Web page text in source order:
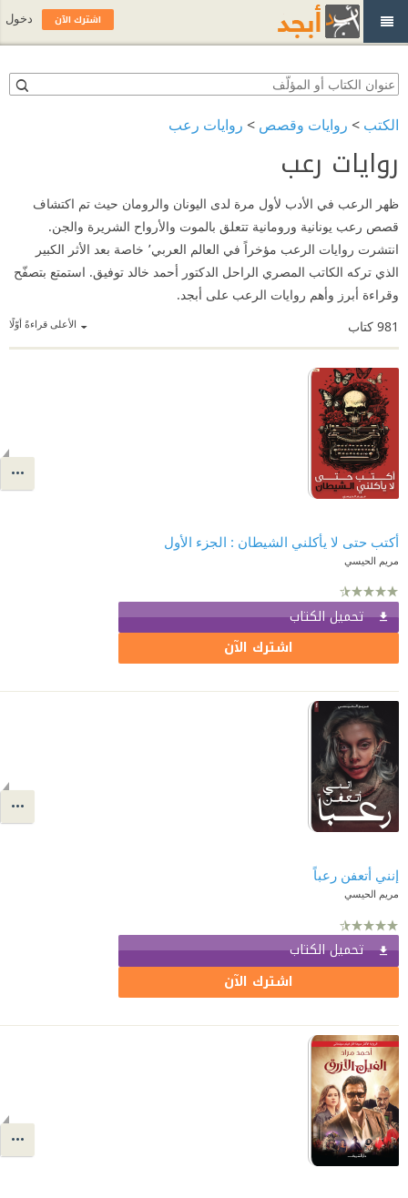
الكتب > روايات وقصص > روايات رعب
روايات رعب
ظهر الرعب في الأدب لأول مرة لدى اليونان والرومان حيث تم اكتشاف
قصص رعب يونانية ورومانية تتعلق بالموت والأرواح الشريرة والجن.
انتشرت روايات الرعب مؤخراً في العالم العربي٬ خاصة بعد الأثر الكبير
الذي تركه الكاتب المصري الراحل الدكتور أحمد خالد توفيق. استمتع بتصفّح
وقراءة أبرز وأهم روايات الرعب على أبجد.
الأعلى قراءةً أوّلًا 981 كتاب
أكتب حتى لا يأكلني الشيطان : الجزء الأول
مريم الحيسي
تحميل الكتاب
اشترك الآن
إنني أتعفن رعباً
مريم الحيسي
تحميل الكتاب
اشترك الآن
اشترك الآن دخول